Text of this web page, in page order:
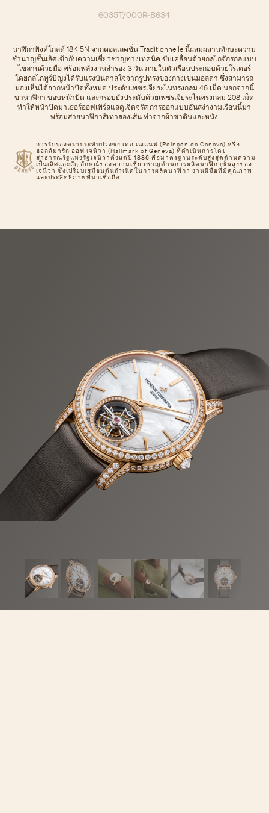
6035T/000R-B634
การรับรองตราประทับปวงซง เดอ เฌแนฟ (Poinçon de Genève) หรือ
ฮอลล์มาร์ก ออฟ เจนีวา (Hallmark of Geneva) ที่ดำเนินการโดย
สาธารณรัฐแห่งรัฐเจนีวาตั้งแต่ปี 1886 คือมาตรฐานระดับสูงสุดด้านความ
เป็นเลิศและสัญลักษณ์ของความเชี่ยวชาญด้านการผลิตนาฬิกาชั้นสูงของ
เจนีวา ซึ่งเปรียบเสมือนต้นกำเนิดในการผลิตนาฬิกา งานฝีมือที่มีคุณภาพ
และประสิทธิภาพที่น่าเชื่อถือ
นาฬิกาพิงค์โกลด์ 18K 5N จากคอลเลคชั่น Traditionnelle นี้ผสมผสานทักษะความ
ชำนาญชั้นเลิศเข้ากับความเชี่ยวชาญทางเทคนิค ขับเคลื่อนด้วยกลไกจักรกลแบบ
ไขลานด้วยมือ พร้อมพลังงานสํารอง 3 วัน ภายในตัวเรือนประกอบด้วยโรเตอร์
โดยกลไกทูร์บิญงได้รับแรงบันดาลใจจากรูปทรงของกางเขนมอลตา ซึ่งสามารถ
มองเห็นได้จากหน้าปัดทั้งหมด ประดับเพชรเจียระไนทรงกลม 46 เม็ด นอกจากนี้
ขานาฬิกา ขอบหน้าปัด และกรอบยังประดับด้วยเพชรเจียระไนทรงกลม 208 เม็ด
ทำให้หน้าปัดมาเธอร์ออฟเพิร์ลแลดูเจิดจรัส การออกแบบอันสง่างามเรือนนี้มา
พร้อมสายนาฬิกาสีเทาสองเส้น ทําจากผ้าซาตินและหนัง